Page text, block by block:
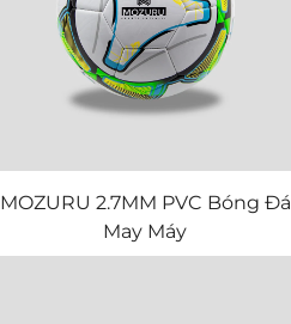
MOZURU 2.7MM PVC Bóng Đá
May Máy